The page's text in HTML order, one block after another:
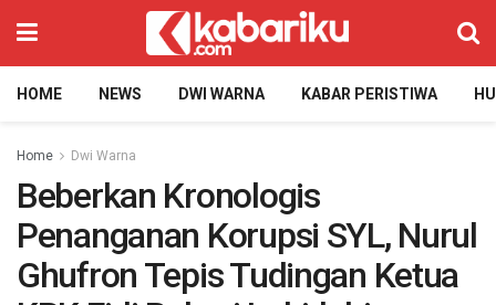
HOME NEWS DWI WARNA KABAR PERISTIWA
Home Dwi Warna
Beberkan Kronologis
Penanganan Korupsi SYL, Nurul
Ghufron Tepis Tudingan Ketua